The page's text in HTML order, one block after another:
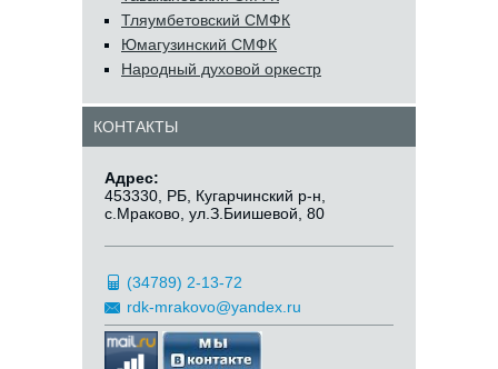
Тляумбетовский СМФК
Юмагузинский СМФК
Народный духовой оркестр
КОНТАКТЫ
Адрес:
453330, РБ, Кугарчинский р-н,
с.Мраково, ул.З.Биишевой, 80
(34789) 2-13-72
rdk-mrakovo@yandex.ru